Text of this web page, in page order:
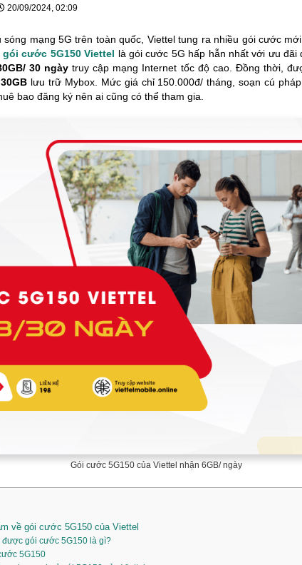
20/09/2024, 02:09
sóng mạng 5G trên toàn quốc, Viettel tung ra nhiều gói cước
gói cước 5G150 Viettel là gói cước 5G hấp hẫn nhất với ưu
30 ngày truy cập mạng Internet tốc độ cao. Đồng thời,
30GBlưu trữ Mybox. Mức giá chỉ 150.000đ/ tháng, soạn cú
bao đăng ký nên ai cũng có thể tham gia.
Gói cước 5G150 của Viettel nhận 6GB/ ngày
về gói cước 5G150 của Viettel
được gói cước 5G150 là gì?
5G150